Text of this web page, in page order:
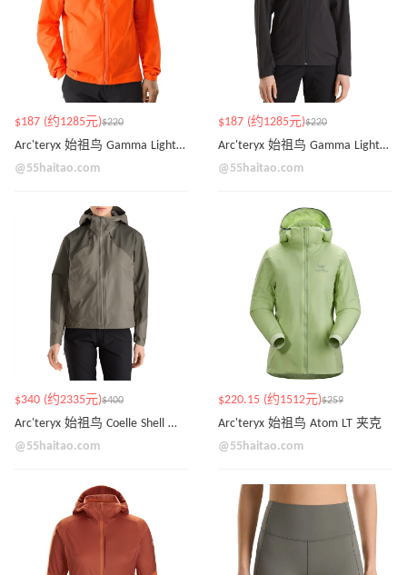
$187 (约1285元)$220
Arc'teryx 始祖鸟 Gamma Lightweight 男款连帽衫
@55haitao.com
$187 (约1285元)$220
Arc'teryx 始祖鸟 Gamma Lightweight 女款连帽衫
@55haitao.com
$340 (约2335元)$400
Arc'teryx 始祖鸟 Coelle Shell 夹克
@55haitao.com
$220.15 (约1512元)$259
Arc'teryx 始祖鸟 Atom LT 夹克
@55haitao.com